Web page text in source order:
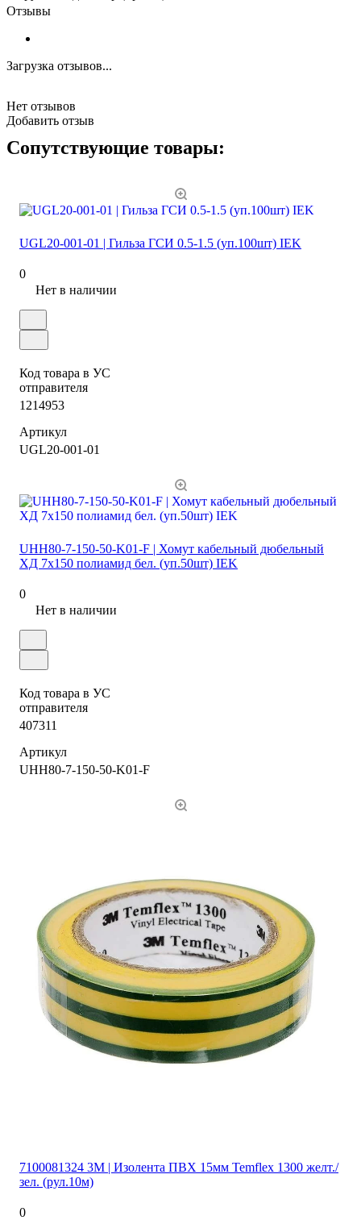
Отзывы
Загрузка отзывов...
Нет отзывов
Добавить отзыв
Сопутствующие товары:
UGL20-001-01 | Гильза ГСИ 0.5-1.5 (уп.100шт) IEK
0
Нет в наличии
Код товара в УС
отправителя
1214953
Артикул
UGL20-001-01
UHH80-7-150-50-K01-F | Хомут кабельный дюбельный
ХД 7х150 полиамид бел. (уп.50шт) IEK
0
Нет в наличии
Код товара в УС
отправителя
407311
Артикул
UHH80-7-150-50-K01-F
7100081324 3М | Изолента ПВХ 15мм Temflex 1300 желт./
зел. (рул.10м)
0